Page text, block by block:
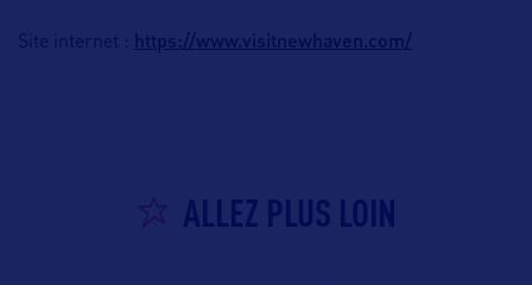
Site internet : https://www.visitnewhaven.com/
ALLEZ PLUS LOIN